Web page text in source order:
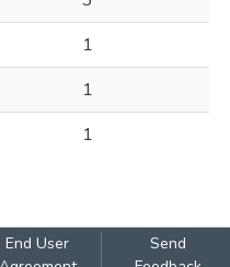
1
1
1
End User
Send